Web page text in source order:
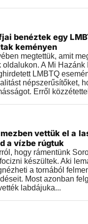
benéztek egy
keményen
megtettük, amit
oldalukon. A Mi Hazánk
LMBTQ
népszerűsítőket,
Erről
vettük el a
a vízbe rúgtuk
hogy rámentünk
készültek. Aki
a tornából
Most azonban
labdájuka...